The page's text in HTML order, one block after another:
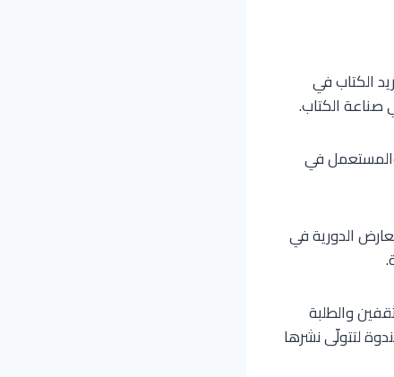
الكتاب في
صناعة الكتاب.
والمستعمل في
الدورية في
والطلبة
لتتولّى نشرها